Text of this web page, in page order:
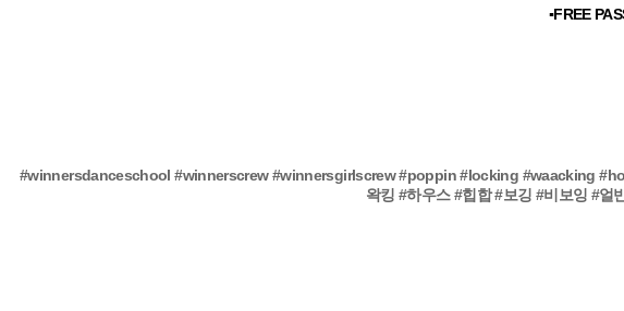
▪FREE
#winnersdanceschool #winnerscrew #winnersgirlscrew #poppin #locking #waacking
왁킹 #하우스 #힙합 #보깅 #비보잉 #얼